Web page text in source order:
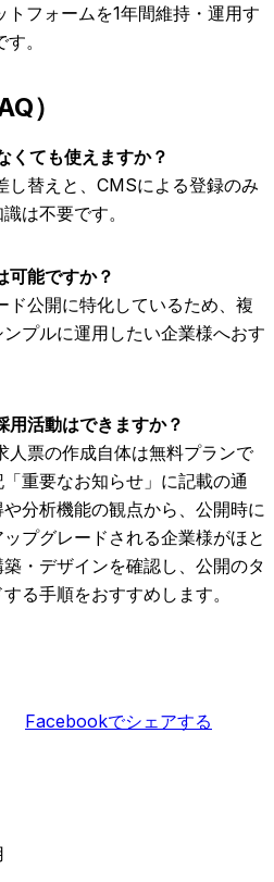
トフォームを1年間維持・運用す
。
）
くても使えますか？
し替えと、CMSによる登録のみ
は不要です。
可能ですか？
ド公開に特化しているため、複
プルに運用したい企業様へおす
用活動はできますか？
人票の作成自体は無料プランで
重要なお知らせ」に記載の通
分析機能の観点から、公開時に
プグレードされる企業様がほと
・デザインを確認し、公開のタ
る手順をおすすめします。
Facebookでシェアする